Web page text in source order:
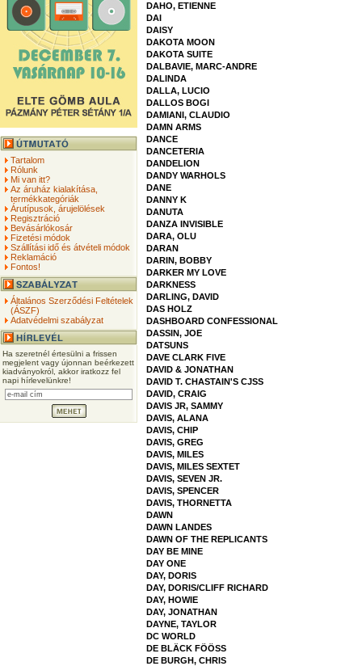
Tartalom
Rólunk
Mi van itt?
Az áruház kialakítása,
termékkategóriák
Árutípusok, árujelölések
Regisztráció
Bevásárlókosár
Fizetési módok
Szállítási idő és átvételi módok
Reklamáció
Fontos!
Általános Szerződési Feltételek
(ÁSZF)
Adatvédelmi szabályzat
Ha szeretnél értesülni a frissen
megjelent vagy újonnan beérkezett
kiadványokról, akkor iratkozz fel
napi hírlevelünkre!
DAHO, ETIENNE
DAI
DAISY
DAKOTA MOON
DAKOTA SUITE
DALBAVIE, MARC-ANDRE
DALINDA
DALLA, LUCIO
DALLOS BOGI
DAMIANI, CLAUDIO
DAMN ARMS
DANCE
DANCETERIA
DANDELION
DANDY WARHOLS
DANE
DANNY K
DANUTA
DANZA INVISIBLE
DARA, OLU
DARAN
DARIN, BOBBY
DARKER MY LOVE
DARKNESS
DARLING, DAVID
DAS HOLZ
DASHBOARD CONFESSIONAL
DASSIN, JOE
DATSUNS
DAVE CLARK FIVE
DAVID & JONATHAN
DAVID T. CHASTAIN'S CJSS
DAVID, CRAIG
DAVIS JR, SAMMY
DAVIS, ALANA
DAVIS, CHIP
DAVIS, GREG
DAVIS, MILES
DAVIS, MILES SEXTET
DAVIS, SEVEN JR.
DAVIS, SPENCER
DAVIS, THORNETTA
DAWN
DAWN LANDES
DAWN OF THE REPLICANTS
DAY BE MINE
DAY ONE
DAY, DORIS
DAY, DORIS/CLIFF RICHARD
DAY, HOWIE
DAY, JONATHAN
DAYNE, TAYLOR
DC WORLD
DE BLÄCK FÖÖSS
DE BURGH, CHRIS